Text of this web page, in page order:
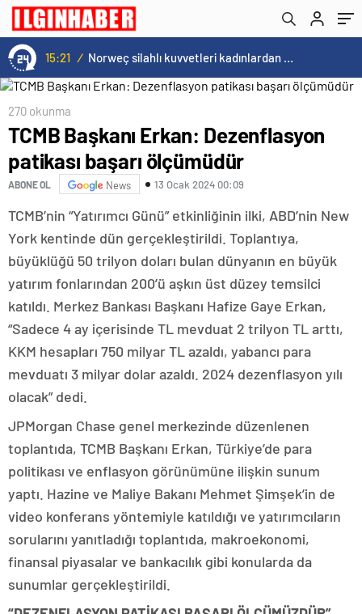
15:21 / Norweç silahlı kuvvetleri kadınlardan oluşan özel kuvvetler eğitimlerini başlattı.
270 okunma
TCMB Başkanı Erkan: Dezenflasyon
patikası başarı ölçümüdür
ABONE OL News 13 Ocak 2024 00:09
TCMB’nin “Yatırımcı Günü” etkinliğinin ilki, ABD’nin New
York kentinde dün gerçekleştirildi. Toplantıya,
büyüklüğü 50 trilyon doları bulan dünyanın en büyük
yatırım fonlarından 200’ü aşkın üst düzey temsilci
katıldı. Merkez Bankası Başkanı Hafize Gaye Erkan,
“Sadece 4 ay içerisinde TL mevduat 2 trilyon TL arttı,
KKM hesapları 750 milyar TL azaldı, yabancı para
mevduatı 3 milyar dolar azaldı. 2024 dezenflasyon yılı
olacak” dedi.
JPMorgan Chase genel merkezinde düzenlenen
toplantıda, TCMB Başkanı Erkan, Türkiye’de para
politikası ve enflasyon görünümüne ilişkin sunum
yaptı. Hazine ve Maliye Bakanı Mehmet Şimşek’in de
video konferans yöntemiyle katıldığı ve yatırımcıların
sorularını yanıtladığı toplantıda, makroekonomi,
finansal piyasalar ve bankacılık gibi konularda da
sunumlar gerçekleştirildi.